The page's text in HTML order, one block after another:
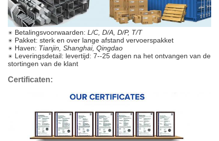
☀ Betalingsvoorwaarden: L/C, D/A, D/P, T/T
☀ Pakket: sterk en over lange afstand vervoerspakket
☀ Haven: Tianjin, Shanghai, Qingdao
☀ Leveringsdetail: levertijd: 7--25 dagen na het ontvangen van de
stortingen van de klant
Certificaten: